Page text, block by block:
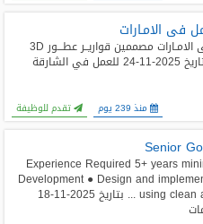
فى الامـارات
مطلوب مصممين قواريـــر عطـور للعمل فى الامـارات مصممين قواريــر عطـــور 3D
Designer الراتب 5000 درهم السكن ... بتاريخ 2025-11-24 للعمل في الشارقة
منذ 239 يوم تقدم للوظيفة
Experience Required 5+ years
Development ● Design and
using clean architecture principles. ● Develop and ... بتاريخ 2025-11-18